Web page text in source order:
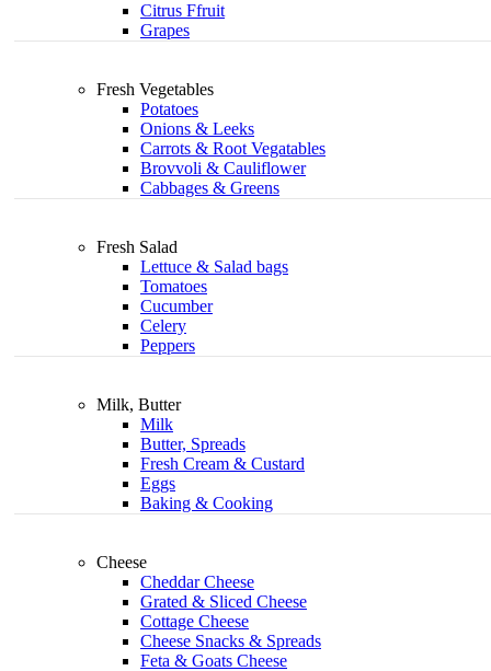
Citrus Ffruit
Grapes
Fresh Vegetables
Potatoes
Onions & Leeks
Carrots & Root Vegatables
Brovvoli & Cauliflower
Cabbages & Greens
Fresh Salad
Lettuce & Salad bags
Tomatoes
Cucumber
Celery
Peppers
Milk, Butter
Milk
Butter, Spreads
Fresh Cream & Custard
Eggs
Baking & Cooking
Cheese
Cheddar Cheese
Grated & Sliced Cheese
Cottage Cheese
Cheese Snacks & Spreads
Feta & Goats Cheese